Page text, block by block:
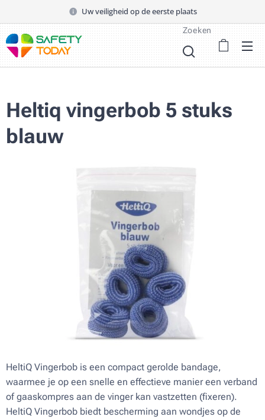
Uw veiligheid op de eerste plaats
Zoeken
Heltiq vingerbob 5 stuks
blauw
HeltiQ Vingerbob is een compact gerolde bandage,
waarmee je op een snelle en effectieve manier een verband
of gaaskompres aan de vinger kan vastzetten (fixeren).
HeltiQ Vingerbob biedt bescherming aan wondjes op de